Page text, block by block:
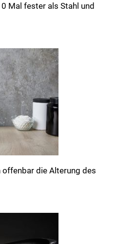
Mal fester als Stahl und
die Alterung des